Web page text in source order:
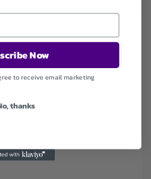
Now
to receive email marketing
thanks